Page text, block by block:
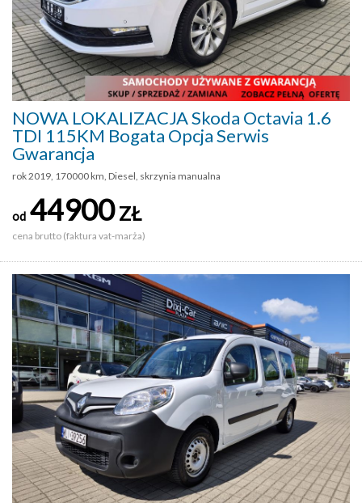
NOWA LOKALIZACJA Skoda Octavia 1.6
TDI 115KM Bogata Opcja Serwis
Gwarancja
rok 2019, 170000 km, Diesel, skrzynia manualna
od 44900ZŁ
cena brutto (faktura vat-marża)